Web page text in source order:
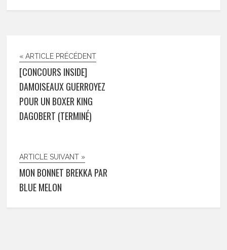
« ARTICLE PRÉCÉDENT
[CONCOURS INSIDE]
DAMOISEAUX GUERROYEZ
POUR UN BOXER KING
DAGOBERT (TERMINÉ)
ARTICLE SUIVANT »
MON BONNET BREKKA PAR
BLUE MELON